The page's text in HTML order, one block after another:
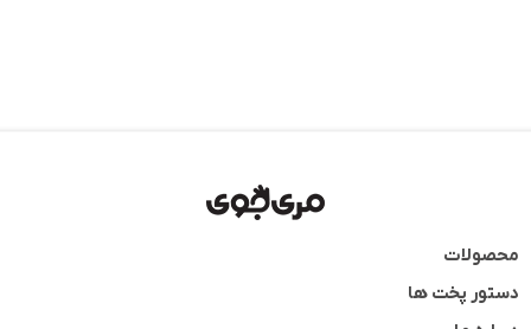
محصولات
دستور پخت ها